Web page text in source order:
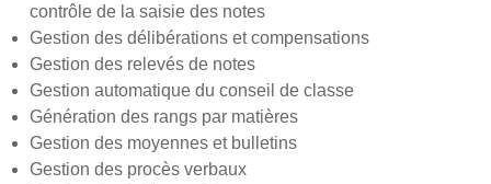
contrôle de la saisie des notes
Gestion des délibérations et compensations
Gestion des relevés de notes
Gestion automatique du conseil de classe
Génération des rangs par matières
Gestion des moyennes et bulletins
Gestion des procès verbaux